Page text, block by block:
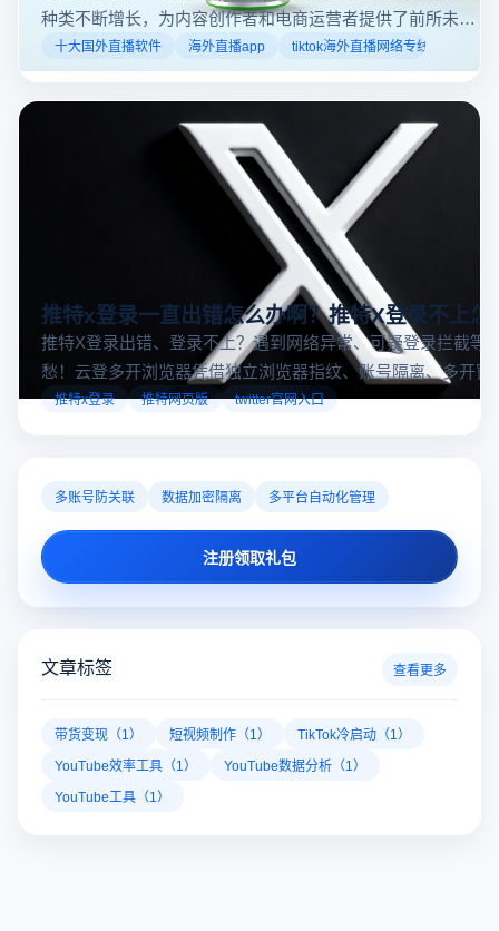
有哪些国外直播软件？十大国外直播软件排行榜
随着技术的进步和用户需求的多样化，国外直播app的数量和
种类不断增长，为内容创作者和电商运营者提供了前所未有
的机遇。如果你是一个跨境电商从业者，想要了解2025年十
大国外直播软件排行榜，那么你来对地方了！接下来跟着云
登多开浏览器一起来了解海外直播平台哪些最受欢迎。
海外直播app tiktok海外直播网络专线
推特x登录一直出错怎么办啊？推特X登录不上
愁！云登多开浏览器凭借独立浏览器指纹、账号隔离、多开窗
对性解决登录难题，让推特X登录更稳定安全～
推特x登录
多账号防关联
注册领取礼包